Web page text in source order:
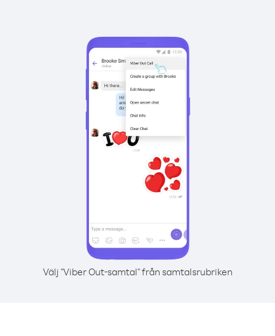
Välj "Viber Out-samtal" från samtalsrubriken